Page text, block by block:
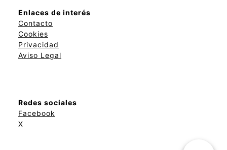
Enlaces de interés
Contacto
Cookies
Privacidad
Aviso Legal
Redes sociales
Facebook
X